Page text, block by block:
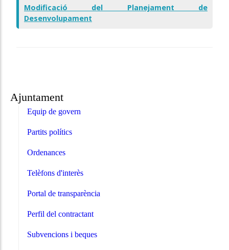
Ajuntament
Equip de govern
Partits polítics
Ordenances
Telèfons d'interès
Portal de transparència
Perfil del contractant
Subvencions i beques
Modificació del Planejament de
Desenvolupament